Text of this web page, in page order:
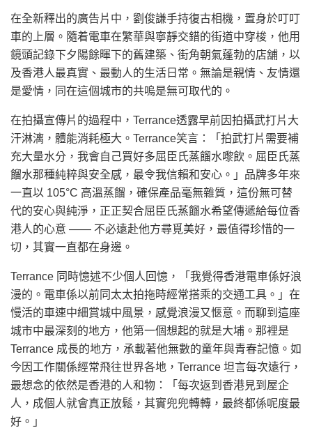
在全新釋出的廣告片中，劉俊謙手持復古相機，置身於叮叮
車的上層。隨着電車在繁華與寧靜交錯的街道中穿梭，他用
鏡頭記錄下夕陽餘暉下的舊建築、街角朝氣蓬勃的店舖，以
及香港人最真實、最動人的生活日常。無論是親情、友情還
是愛情，同在這個城市的共嗚是無可取代的。
在拍攝宣傳片的過程中，Terrance透露早前因拍攝武打片大
汗淋漓，體能消耗極大。Terrance笑言：「拍武打片需要補
充大量水分，我會自己買好多屈臣氏蒸餾水嚟飲。屈臣氏蒸
餾水那種純粹與安全感，最令我信賴和安心。」品牌多年來
一直以 105°C 高溫蒸餾，確保產品毫無雜質，這份無可替
代的安心與純淨，正正契合屈臣氏蒸餾水希望傳遞給每位香
港人的心意 —— 不必遠赴他方尋覓美好，最值得珍惜的一
切，其實一直都在身邊。
Terrance 同時憶述不少個人回憶，「我覺得香港電車係好浪
漫的。電車係以前同太太拍拖時經常搭乘的交通工具。」在
慢活的車速中細賞城中風景，感覺浪漫又愜意。而聊到這座
城市中最深刻的地方，他第一個想起的就是大埔。那裡是
Terrance 成長的地方，承載著他無數的童年與青春記憶。如
今因工作關係經常飛往世界各地，Terrance 坦言每次遠行，
最想念的依然是香港的人和物：「每次返到香港見到屋企
人，成個人就會真正放鬆，其實兜兜轉轉，最終都係呢度最
好。」